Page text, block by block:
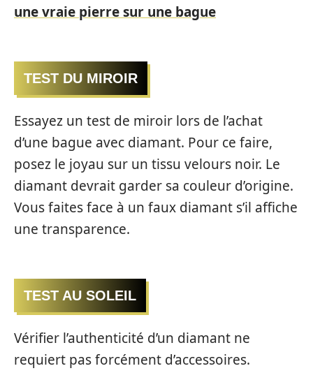
une vraie pierre sur une bague
TEST DU MIROIR
Essayez un test de miroir lors de l’achat
d’une bague avec diamant. Pour ce faire,
posez le joyau sur un tissu velours noir. Le
diamant devrait garder sa couleur d’origine.
Vous faites face à un faux diamant s’il affiche
une transparence.
TEST AU SOLEIL
Vérifier l’authenticité d’un diamant ne
requiert pas forcément d’accessoires.